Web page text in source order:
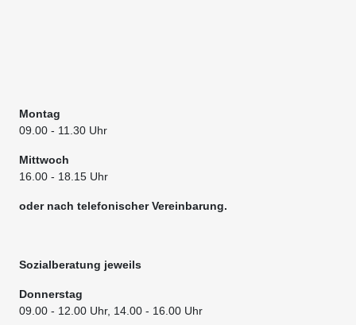
Montag
09.00- 11.30 Uhr
Mittwoch
16.00 - 18.15 Uhr
oder nach telefonischer Vereinbarung.
Sozialberatung jeweils
Donnerstag
09.00- 12.00 Uhr, 14.00 - 16.00 Uhr